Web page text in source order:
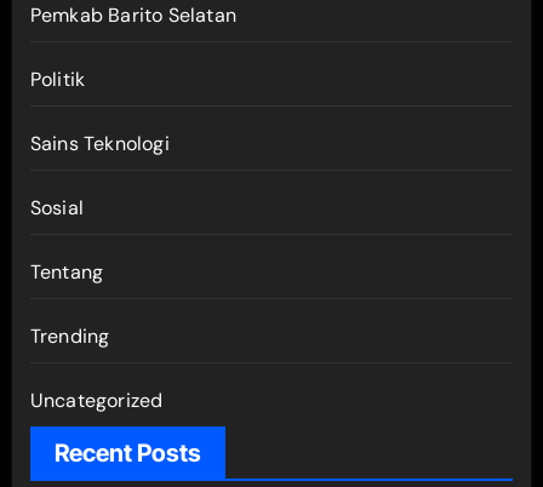
Pemkab Barito Selatan
Politik
Sains Teknologi
Sosial
Tentang
Trending
Uncategorized
Recent Posts